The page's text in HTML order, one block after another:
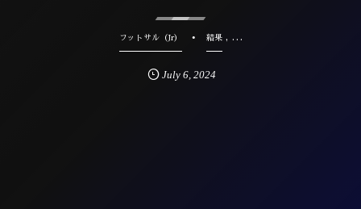
フットサル（Jr） 結果, …
July 6 ,2024